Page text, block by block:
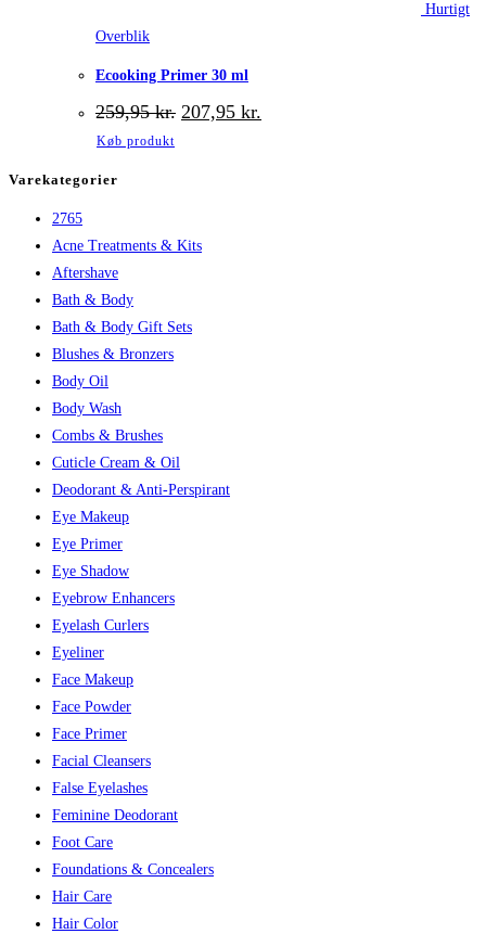
Hurtigt
Overblik
Ecooking Primer 30 ml
259,95kr. Den
oprindelige
207,95 kr.
aktuelle
Køb produkt
Varekategorier
2765
Acne Treatments & Kits
Aftershave
Bath & Body
Bath & Body Gift Sets
Blushes & Bronzers
Body Oil
Body Wash
Combs & Brushes
Cuticle Cream & Oil
Deodorant & Anti-Perspirant
Eye Makeup
Eye Primer
Eye Shadow
Eyebrow Enhancers
Eyelash Curlers
Eyeliner
Face Makeup
Face Powder
Face Primer
Facial Cleansers
False Eyelashes
Feminine Deodorant
Foot Care
Foundations & Concealers
Hair Care
Hair Color